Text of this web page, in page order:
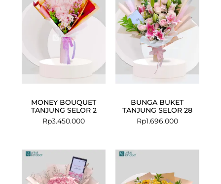
MONEY BOUQUET
TANJUNG SELOR 2
Rp3.450.000
BUNGA BUKET
TANJUNG SELOR 28
Rp1.696.000